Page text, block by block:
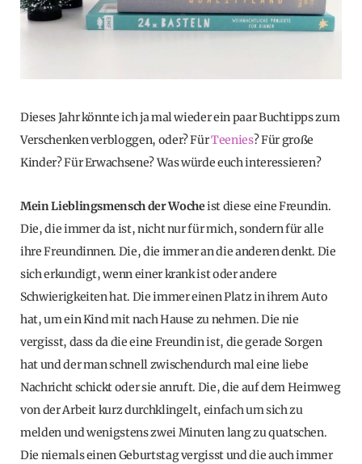
Dieses Jahr könnte ich ja mal wieder ein paar Buchtipps zum
Verschenken verbloggen, oder? FürTeenies? Für große
Kinder? Für Erwachsene? Was würde euch interessieren?
Mein Lieblingsmensch der Wocheist diese eine Freundin.
Die, die immer da ist, nicht nur für mich, sondern für alle
ihre Freundinnen. Die, die immer an die anderen denkt. Die
sich erkundigt, wenn einer krank ist oder andere
Schwierigkeiten hat. Die immer einen Platz in ihrem Auto
hat, um ein Kind mit nach Hause zu nehmen. Die nie
vergisst, dass da die eine Freundin ist, die gerade Sorgen
hat und der man schnell zwischendurch mal eine liebe
Nachricht schickt oder sie anruft. Die, die auf dem Heimweg
von der Arbeit kurz durchklingelt, einfach um sich zu
melden und wenigstens zwei Minuten lang zu quatschen.
Die niemals einen Geburtstag vergisst und die auch immer